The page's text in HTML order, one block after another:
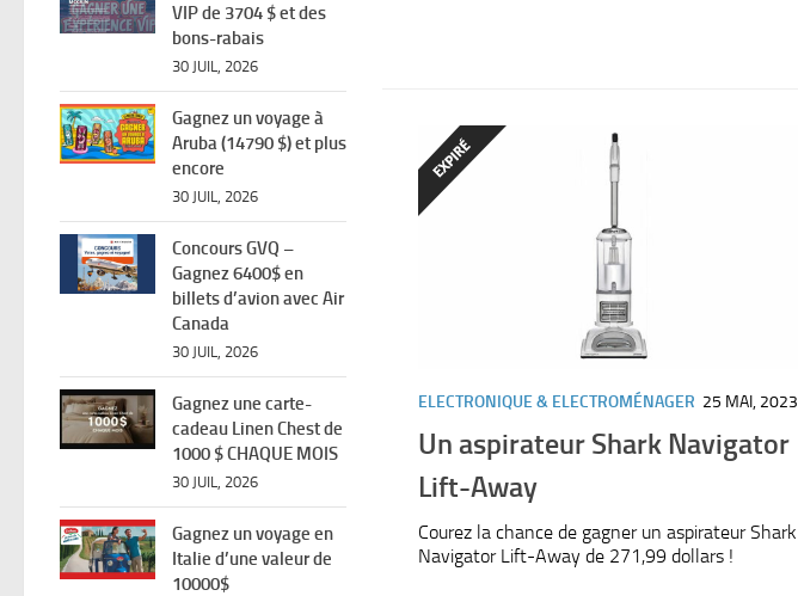
ELECTRONIQUE & ELECTROMÉNAGER 25 MAI, 2023
Un aspirateur Shark Navigator
Lift-Away
Courez la chance de gagner un aspirateur Shark
Navigator Lift-Away de 271,99 dollars !
VIP de 3704 $ et des
bons-rabais
30 JUIL, 2026
Gagnez un voyage à
Aruba (14790 $) et plus
encore
30 JUIL, 2026
Concours GVQ –
Gagnez 6400$ en
billets d’avion avec Air
Canada
30 JUIL, 2026
Gagnez une carte-
cadeau Linen Chest de
1000 $ CHAQUE MOIS
30 JUIL, 2026
Gagnez un voyage en
Italie d’une valeur de
10000$